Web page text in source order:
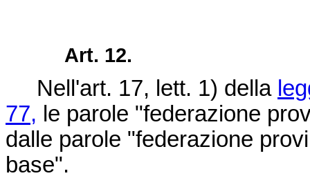
Art. 12.
Nell'art. 17, lett. 1) della
77, le parole "federazione
dalle parole "federazione
base".